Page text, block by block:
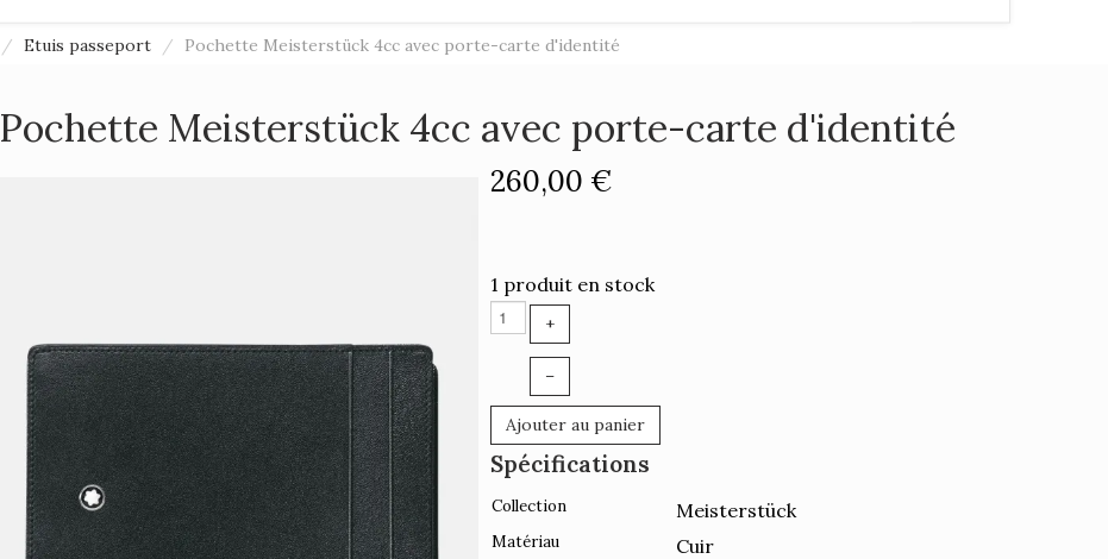
/ Etuis passeport / Pochette Meisterstück 4cc avec porte-carte d'identité
Pochette Meisterstück 4cc avec porte-carte d'identité
260,00 €
1 produit en stock
+
–
Ajouter au panier
Spécifications
Collection Meisterstück
Matériau
Cuir